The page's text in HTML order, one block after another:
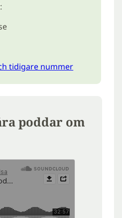
tidigare nummer
poddar om